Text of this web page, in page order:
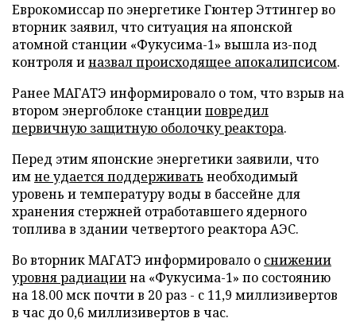
Еврокомиссар по энергетике Гюнтер Эттингер во
вторник заявил, что ситуация на японской
атомной станции «Фукусима-1» вышла из-под
контроля иназвал происходящее апокалипсисом.
Ранее МАГАТЭ информировало о том, что взрыв на
втором энергоблоке станцииповредил
первичную защитную оболочку реактора.
Перед этим японские энергетики заявили, что
имне удается поддерживать необходимый
уровень и температуру воды в бассейне для
хранения стержней отработавшего ядерного
топлива в здании четвертого реактора АЭС.
Во вторник МАГАТЭ информировало о снижении
уровня радиациина «Фукусима-1» по состоянию
на 18.00 мск почти в 20 раз - с 11,9 миллизивертов
в час до 0,6 миллизивертов в час.